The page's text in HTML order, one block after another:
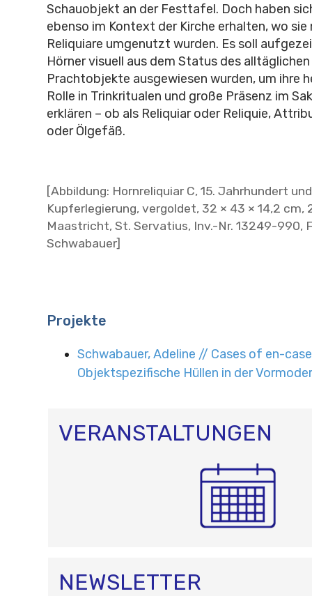
Schauobjekt an der Festtafel. Doch haben
ebenso im Kontext der Kirche erhalten, wo sie
Reliquiare umgenutzt wurden. Es soll
Hörner visuell aus dem Status des
Prachtobjekte ausgewiesen wurden, um ihre
Rolle in Trinkritualen und große Präsenz im
erklären – ob als Reliquiar oder Reliquie,
oder Ölgefäß.
[Abbildung: Hornreliquiar C, 15. Jahrhundert
Kupferlegierung, vergoldet, 32 × 43 × 14,2 cm,
Maastricht, St. Servatius, Inv.-Nr. 13249-990,
Schwabauer]
Projekte
Schwabauer, Adeline // Cases of en-
Objektspezifische Hüllen in der
VERANSTALTUNGEN
NEWSLETTER